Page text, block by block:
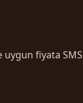
fiyata